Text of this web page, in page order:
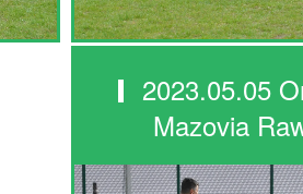
2023.05.05
Mazovia